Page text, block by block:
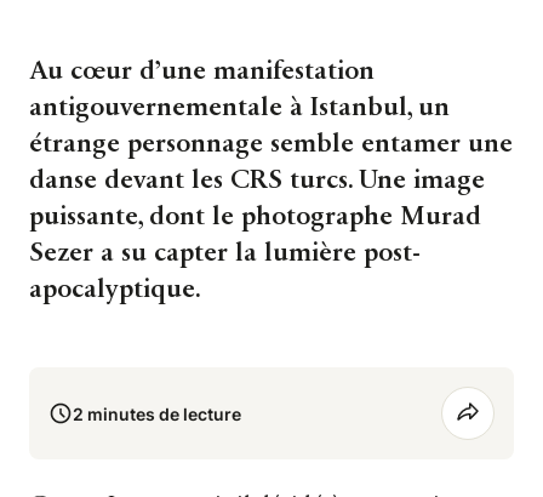
Au cœur d’une manifestation
antigouvernementale à Istanbul, un
étrange personnage semble entamer une
danse devant les CRS turcs. Une image
puissante, dont le photographe Murad
Sezer a su capter la lumière post-
apocalyptique.
2 minutes de lecture